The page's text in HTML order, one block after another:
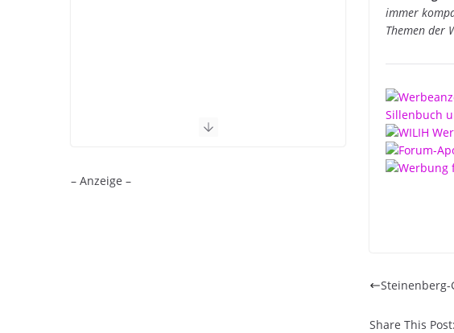
immer
Themen der
Share This Post:
– Anzeige –